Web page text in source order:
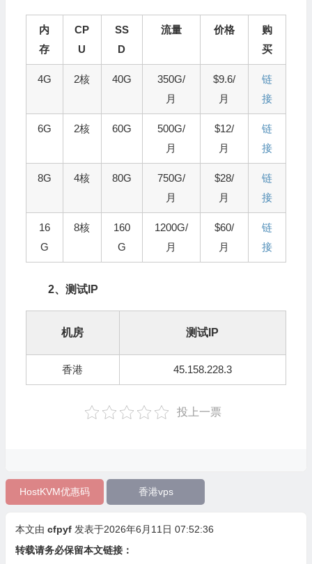
内
存
CP
U
SS
D
流量 价格
购
买
4G 2核 40G
350G/
月
$9.6/
月
链
接
6G 2核 60G
500G/
月
$12/
月
链
接
8G 4核 80G
750G/
月
$28/
月
链
接
16
G
8核
160
G
1200G/
月
$60/
月
链
接
2、测试IP
机房 测试IP
香港 45.158.228.3
投上一票
HostKVM优惠码 香港vps
本文由 cfpyf 发表于2026年6月11日 07:52:36
转载请务必保留本文链接：